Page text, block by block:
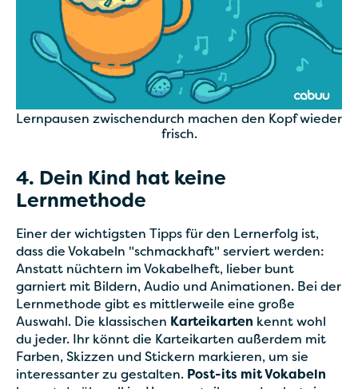
Lernpausen zwischendurch machen den Kopf wieder
frisch.
4. Dein Kind hat keine
Lernmethode
Einer der wichtigsten Tipps für den Lernerfolg ist,
dass die Vokabeln "schmackhaft" serviert werden:
Anstatt nüchtern im Vokabelheft, lieber bunt
garniert mit Bildern, Audio und Animationen. Bei der
Lernmethode gibt es mittlerweile eine große
Auswahl. Die klassischen Karteikarten kennt wohl
du jeder. Ihr könnt die Karteikarten außerdem mit
Farben, Skizzen und Stickern markieren, um sie
interessanter zu gestalten. Post-its mit Vokabeln